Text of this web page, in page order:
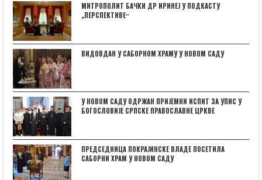
МИТРОПОЛИТ БАЧКИ ДР ИРИНЕЈ У ПОДКАСТУ
„ПЕРСПЕКТИВЕˮ
ВИДОВДАН У САБОРНОМ ХРАМУ У НОВОМ САДУ
У НОВОМ САДУ ОДРЖАН ПРИЈЕМНИ ИСПИТ ЗА УПИС У
БОГОСЛОВИЈЕ СРПСКЕ ПРАВОСЛАВНЕ ЦРКВЕ
ПРЕДСЕДНИЦА ПОКРАЈИНСКЕ ВЛАДЕ ПОСЕТИЛА
САБОРНИ ХРАМ У НОВОМ САДУ